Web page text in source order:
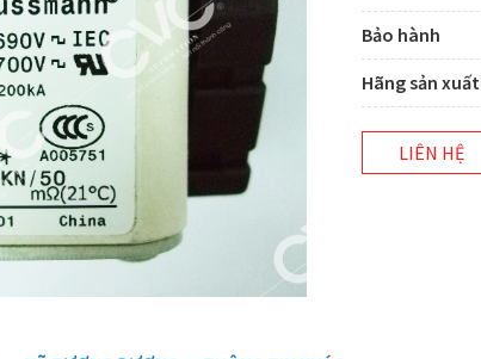
Bảo hành
Hãng sản xuất
LIÊN HỆ